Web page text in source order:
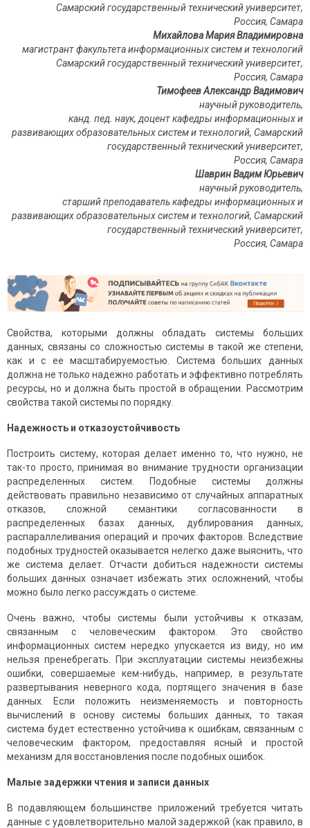
Самарский государственный технический университет,
Россия, Самара
Михайлова Мария Владимировна
магистрант факультета информационных систем и технологий
Самарский государственный технический университет,
Россия, Самара
Тимофеев Александр Вадимович
научный руководитель,
канд. пед. наук, доцент кафедры информационных и
развивающих образовательных систем и технологий, Самарский
государственный технический университет,
Россия, Самара
Шаврин Вадим Юрьевич
научный руководитель,
старший преподавателькафедры информационных и
развивающих образовательных систем и технологий, Самарский
государственный технический университет,
Россия, Самара
Свойства, которыми должны обладать системы больших
данных, связаны со сложностью системы в такой же степени,
как и с ее масштабируемостью. Система больших данных
должна не только надежно работать и эффективно потреблять
ресурсы, но и должна быть простой в обращении. Рассмотрим
свойства такой системы по порядку.
Надежность и отказоустойчивость
Построить систему, которая делает именно то, что нужно, не
так-то просто, принимая во внимание трудности организации
распределенных систем. Подобные системы должны
действовать правильно независимо от случайных аппаратных
отказов, сложной семантики согласованности в
распределенных базах данных, дублирования данных,
распараллеливания операций и прочих факторов. Вследствие
подобных трудностей оказывается нелегко даже выяснить, что
же система делает. Отчасти добиться надежности системы
больших данных означает избежать этих осложнений, чтобы
можно было легко рассуждать о системе.
Очень важно, чтобы системы были устойчивы к отказам,
связанным с человеческим фактором. Это свойство
информационных систем нередко упускается из виду, но им
нельзя пренебрегать. При эксплуатации системы неизбежны
ошибки, совершаемые кем-нибудь, например, в результате
развертывания неверного кода, портящего значения в базе
данных. Если положить неизменяемость и повторность
вычислений в основу системы больших данных, то такая
система будет естественно устойчива к ошибкам, связанным с
человеческим фактором, предоставляя ясный и простой
механизм для восстановления после подобных ошибок.
Малые задержки чтения и записи данных
В подавляющем большинстве приложений требуется читать
данные с удовлетворительно малой задержкой (как правило, в